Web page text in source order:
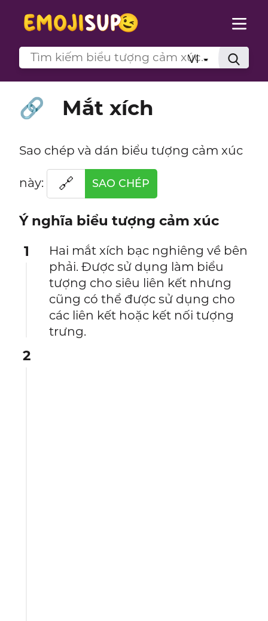
VI
🔗 Mắt xích
Sao chép và dán biểu tượng cảm xúc
này: 🔗 SAO CHÉP
Ý nghĩa biểu tượng cảm xúc
1
Hai mắt xích bạc nghiêng về bên
phải. Được sử dụng làm biểu
tượng cho siêu liên kết nhưng
cũng có thể được sử dụng cho
các liên kết hoặc kết nối tượng
trưng.
2